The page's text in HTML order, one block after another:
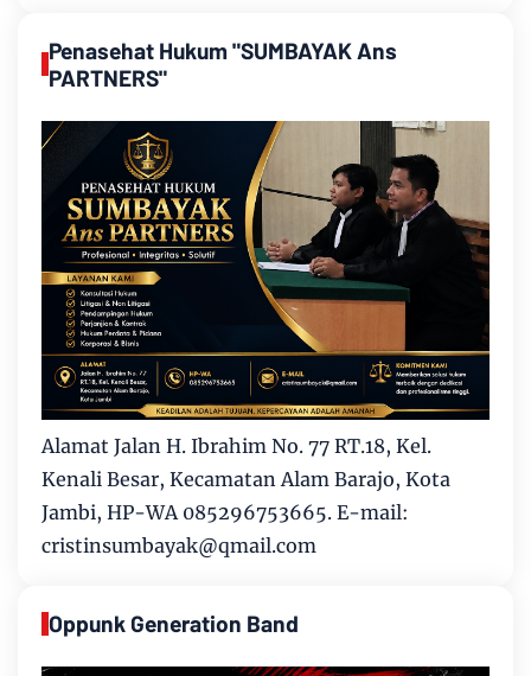
Penasehat Hukum "SUMBAYAK Ans
PARTNERS"
Alamat Jalan H. Ibrahim No. 77 RT.18, Kel.
Kenali Besar, Kecamatan Alam Barajo, Kota
Jambi, HP-WA 085296753665. E-mail:
cristinsumbayak@qmail.com
Oppunk Generation Band